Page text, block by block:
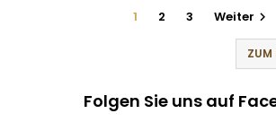
1 2 3 Weiter 
ZUM
Folgen Sie uns auf